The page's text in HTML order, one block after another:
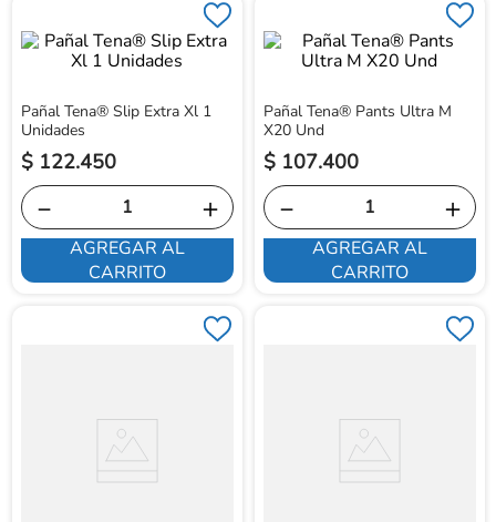
Pañal Tena® Slip Extra Xl 1
Unidades
$ 122.450
＋
－
AGREGAR AL
CARRITO
Pañal Tena® Pants Ultra M
X20 Und
$ 107.400
＋
－
AGREGAR AL
CARRITO